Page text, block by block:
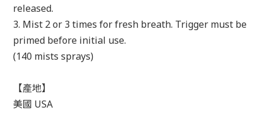
released.
3. Mist 2 or 3 times for fresh breath. Trigger must be
primed before initial use.
(140 mists sprays)
【產地】
美國 USA